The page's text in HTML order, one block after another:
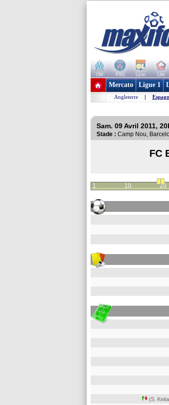
OM PSG Lyon Lille
+ de clubs
Mercato Ligue 1
Angleterre |
Sam. 09 Avril 2011,
Stade : Camp Nou,
FC
1 10 20
(S.